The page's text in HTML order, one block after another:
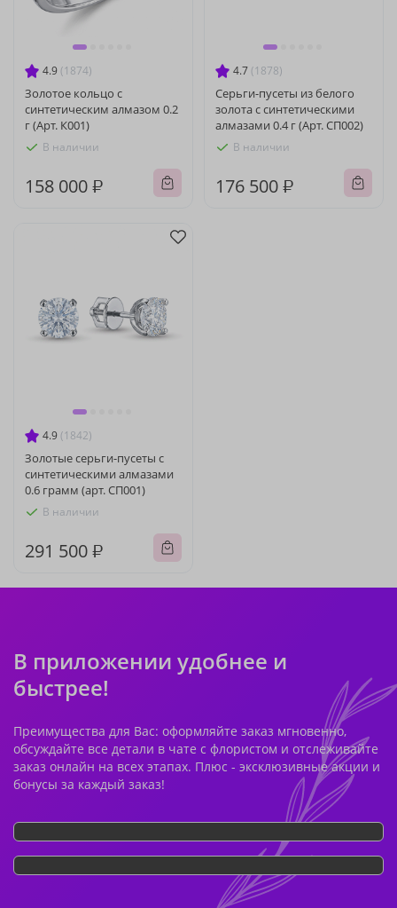
4.9 (1874)
Золотое кольцо с
синтетическим алмазом 0.2
г (Арт. К001)
В наличии
158 000 ₽
4.7 (1878)
Серьги-пусеты из белого
золота с синтетическими
алмазами 0.4 г (Арт. СП002)
В наличии
176 500 ₽
4.9 (1842)
Золотые серьги-пусеты с
синтетическими алмазами
0.6 грамм (арт. СП001)
В наличии
291 500 ₽
В приложении удобнее и
быстрее!
Преимущества для Вас: оформляйте заказ мгновенно,
обсуждайте все детали в чате с флористом и отслеживайте
заказ онлайн на всех этапах. Плюс - эксклюзивные акции и
бонусы за каждый заказ!